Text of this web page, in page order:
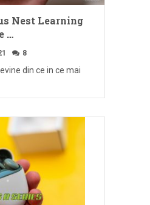
Nest Learning
…
8
din ce in ce mai